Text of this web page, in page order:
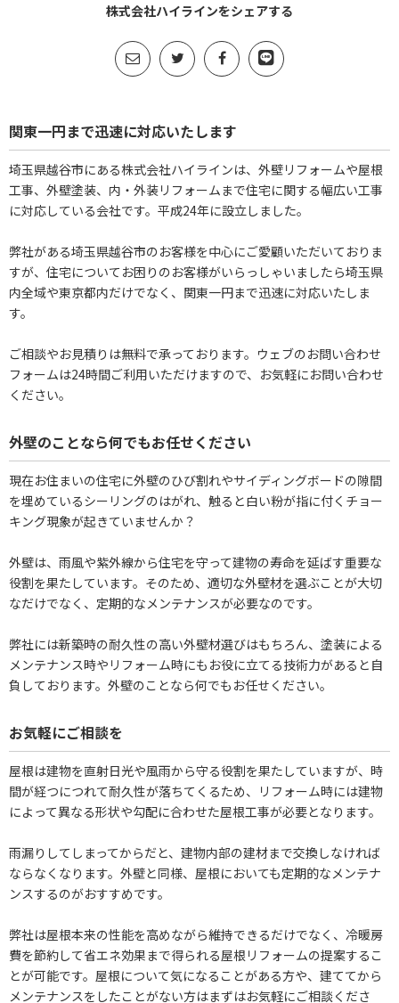
株式会社ハイラインをシェアする
関東一円まで迅速に対応いたします
埼玉県越谷市にある株式会社ハイラインは、外壁リフォームや屋根
工事、外壁塗装、内・外装リフォームまで住宅に関する幅広い工事
に対応している会社です。平成24年に設立しました。
弊社がある埼玉県越谷市のお客様を中心にご愛顧いただいておりま
すが、住宅についてお困りのお客様がいらっしゃいましたら埼玉県
内全域や東京都内だけでなく、関東一円まで迅速に対応いたしま
す。
ご相談やお見積りは無料で承っております。ウェブのお問い合わせ
フォームは24時間ご利用いただけますので、お気軽にお問い合わせ
ください。
外壁のことなら何でもお任せください
現在お住まいの住宅に外壁のひび割れやサイディングボードの隙間
を埋めているシーリングのはがれ、触ると白い粉が指に付くチョー
キング現象が起きていませんか？
外壁は、雨風や紫外線から住宅を守って建物の寿命を延ばす重要な
役割を果たしています。そのため、適切な外壁材を選ぶことが大切
なだけでなく、定期的なメンテナンスが必要なのです。
弊社には新築時の耐久性の高い外壁材選びはもちろん、塗装による
メンテナンス時やリフォーム時にもお役に立てる技術力があると自
負しております。外壁のことなら何でもお任せください。
お気軽にご相談を
屋根は建物を直射日光や風雨から守る役割を果たしていますが、時
間が経つにつれて耐久性が落ちてくるため、リフォーム時には建物
によって異なる形状や勾配に合わせた屋根工事が必要となります。
雨漏りしてしまってからだと、建物内部の建材まで交換しなければ
ならなくなります。外壁と同様、屋根においても定期的なメンテナ
ンスするのがおすすめです。
弊社は屋根本来の性能を高めながら維持できるだけでなく、冷暖房
費を節約して省エネ効果まで得られる屋根リフォームの提案するこ
とが可能です。屋根について気になることがある方や、建ててから
メンテナンスをしたことがない方はまずはお気軽にご相談くださ